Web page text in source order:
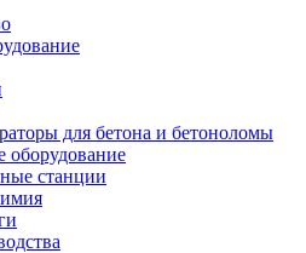
для бетона и бетоноломы
оборудование
станции